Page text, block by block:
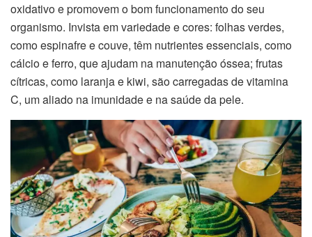
oxidativo e promovem o bom funcionamento do seu
organismo. Invista em variedade e cores: folhas verdes,
como espinafre e couve, têm nutrientes essenciais, como
cálcio e ferro, que ajudam na manutenção óssea; frutas
cítricas, como laranja e kiwi, são carregadas de vitamina
C, um aliado na imunidade e na saúde da pele.